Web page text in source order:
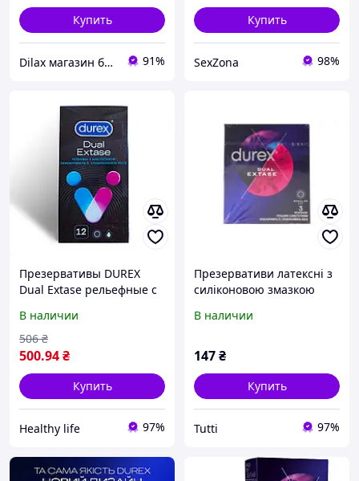
Купить
Dilax магазин брендовых детских игрушек и товаров для родителей. 91%
Купить
SexZona 98%
Презервативы DUREX
Dual Extase рельефные с
В наличии
500.94₴
506 ₴
Купить
Healthy life 97%
Презервативи латексні з
силіконовою змазкою
В наличии
147₴
Купить
Tutti 97%